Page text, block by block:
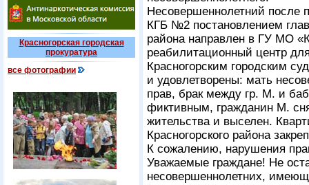
Красногорская городская
прокуратура
все фотографии
Несовершеннолетний после
КГБ №2 постановлением
района направлен в ГУ МО
реабилитационный центр
Красногорским городским
и удовлетворены: мать
прав, брак между гр. М. и
фиктивным, гражданин М.
жительства и выселен.
Красногорского района
К сожалению, нарушения
Уважаемые граждане! Не
несовершеннолетних,